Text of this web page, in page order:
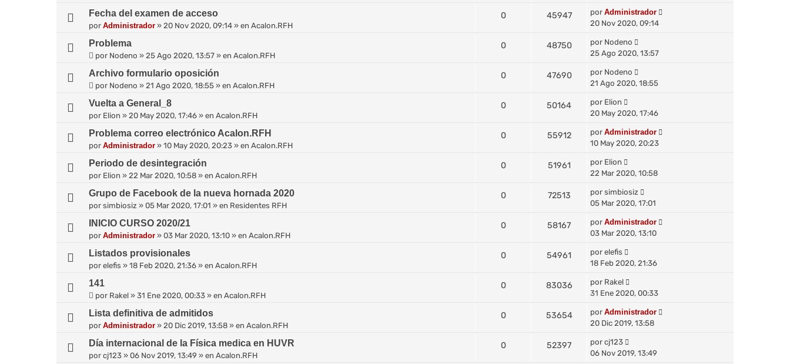
Fecha del examen de acceso
por Administrador » 20 Nov 2020, 09:14 » en Acalon.RFH
0 45947 por Administrador
20 Nov 2020, 09:14
Problema
por Nodeno » 25 Ago 2020, 13:57 » en Acalon.RFH
0 48750 por Nodeno
25 Ago 2020, 13:57
Archivo formulario oposición
por Nodeno » 21 Ago 2020, 18:55 » en Acalon.RFH
0 47690 por Nodeno
21 Ago 2020, 18:55
Vuelta a General_8
por Elion » 20 May 2020, 17:46 » en Acalon.RFH
0 50164 por Elion
20 May 2020, 17:46
Problema correo electrónico Acalon.RFH
por Administrador » 10 May 2020, 20:23 » en Acalon.RFH
0 55912 por Administrador
10 May 2020, 20:23
Periodo de desintegración
por Elion » 22 Mar 2020, 10:58 » en Acalon.RFH
0 51961 por Elion
22 Mar 2020, 10:58
Grupo de Facebook de la nueva hornada 2020
por simbiosiz » 05 Mar 2020, 17:01 » en Residentes RFH
0 72513 por simbiosiz
05 Mar 2020, 17:01
INICIO CURSO 2020/21
por Administrador » 03 Mar 2020, 13:10 » en Acalon.RFH
0 58167 por Administrador
03 Mar 2020, 13:10
Listados provisionales
por elefis » 18 Feb 2020, 21:36 » en Acalon.RFH
0 54961 por elefis
18 Feb 2020, 21:36
141
por Rakel » 31 Ene 2020, 00:33 » en Acalon.RFH
0 83036 por Rakel
31 Ene 2020, 00:33
Lista definitiva de admitidos
por Administrador » 20 Dic 2019, 13:58 » en Acalon.RFH
0 53654 por Administrador
20 Dic 2019, 13:58
Día internacional de la Física medica en HUVR
por cj123 » 06 Nov 2019, 13:49 » en Acalon.RFH
0 52397 por cj123
06 Nov 2019, 13:49